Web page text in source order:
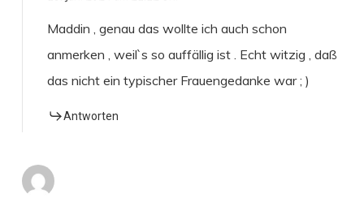
Maddin , genau das wollte ich auch schon
anmerken , weil`s so auffällig ist . Echt witzig , daß
das nicht ein typischer Frauengedanke war ; )
Antworten